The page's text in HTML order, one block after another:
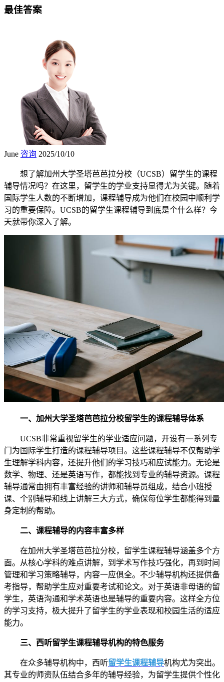
最佳答案
June 咨询 2025/10/10
想了解加州大学圣塔芭芭拉分校（UCSB）留学生的课程
辅导情况吗？在这里，留学生的学业支持显得尤为关键。随着
国际学生人数的不断增加，课程辅导成为他们在校园中顺利学
习的重要保障。UCSB的留学生课程辅导到底是个什么样？今
天就带你深入了解。
一、加州大学圣塔芭芭拉分校留学生的课程辅导体系
UCSB非常重视留学生的学业适应问题，开设有一系列专
门为国际学生打造的课程辅导项目。这些课程辅导不仅帮助学
生理解学科内容，还提升他们的学习技巧和应试能力。无论是
数学、物理、还是英语写作，都能找到专业的辅导资源。课程
辅导通常由拥有丰富经验的讲师和辅导员组成，结合小班授
课、个别辅导和线上讲解三大方式，确保每位学生都能得到量
身定制的帮助。
二、课程辅导的内容丰富多样
在加州大学圣塔芭芭拉分校，留学生课程辅导涵盖多个方
面。从核心学科的难点讲解，到学术写作技巧强化，再到时间
管理和学习策略辅导，内容一应俱全。不少辅导机构还提供备
考指导，帮助学生应对重要考试和论文。对于英语非母语的留
学生，英语沟通和学术英语也是辅导的重要内容。这样全方位
的学习支持，极大提升了留学生的学业表现和校园生活的适应
能力。
三、西听留学生课程辅导机构的特色服务
在众多辅导机构中，西听留学生课程辅导机构尤为突出。
其专业的师资队伍结合多年的辅导经验，为留学生提供个性化